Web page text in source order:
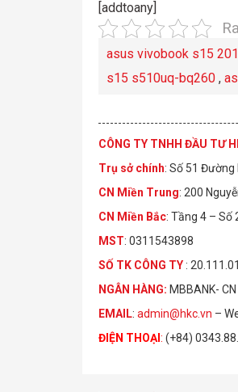
[addtoany]
asus vivobook s15
s15 s510uq-bq260 ,
CÔNG TY TNHH ĐẦU TƯ
Trụ sở chính: Số 51 Đường
CN Miền Trung: 200
CN Miền Bắc: Tầng 4 – Số
MST: 0311543898
SỐ TK CÔ NG TY :
NGÂN HÀNG: MBBANK-
EMAIL: admin@hkc.vn –
ĐIỆN THOẠI : (+84)